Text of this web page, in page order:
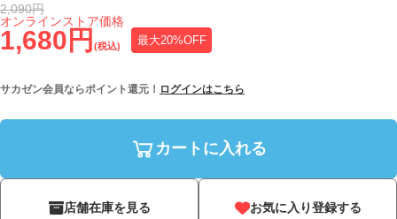
1,680円 (税込) 最大20%OFF
オンラインストア価格
2,090円
サカゼン会員ならポイント還元！ ログインはこちら
カートに入れる
店舗在庫を見る お気に入り登録する